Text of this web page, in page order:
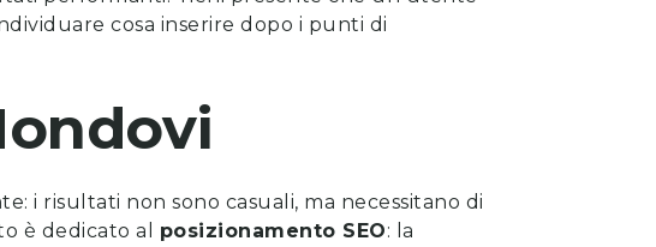
cosa inserire dopo i punti di
i risultati non sono casuali, ma necessitano di
è dedicato al posizionamento SEO: la